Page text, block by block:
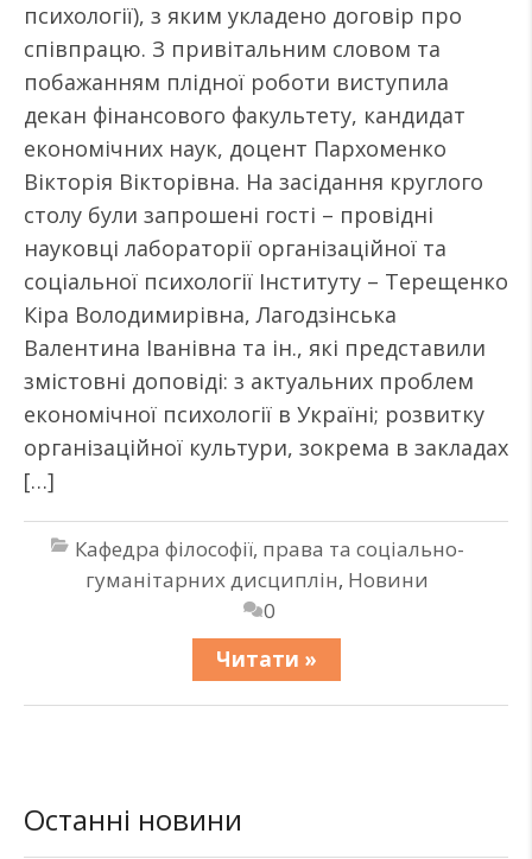
психології), з яким укладено договір про
співпрацю. З привітальним словом та
побажанням плідної роботи виступила
декан фінансового факультету, кандидат
економічних наук, доцент Пархоменко
Вікторія Вікторівна. На засідання круглого
столу були запрошені гості – провідні
науковці лабораторії організаційної та
соціальної психології Інституту – Терещенко
Кіра Володимирівна, Лагодзінська
Валентина Іванівна та ін., які представили
змістовні доповіді: з актуальних проблем
економічної психології в Україні; розвитку
організаційної культури, зокрема в закладах
[…]
Кафедра філософії, права та соціально-
гуманітарних дисциплін, Новини
0
Читати »
Останні новини